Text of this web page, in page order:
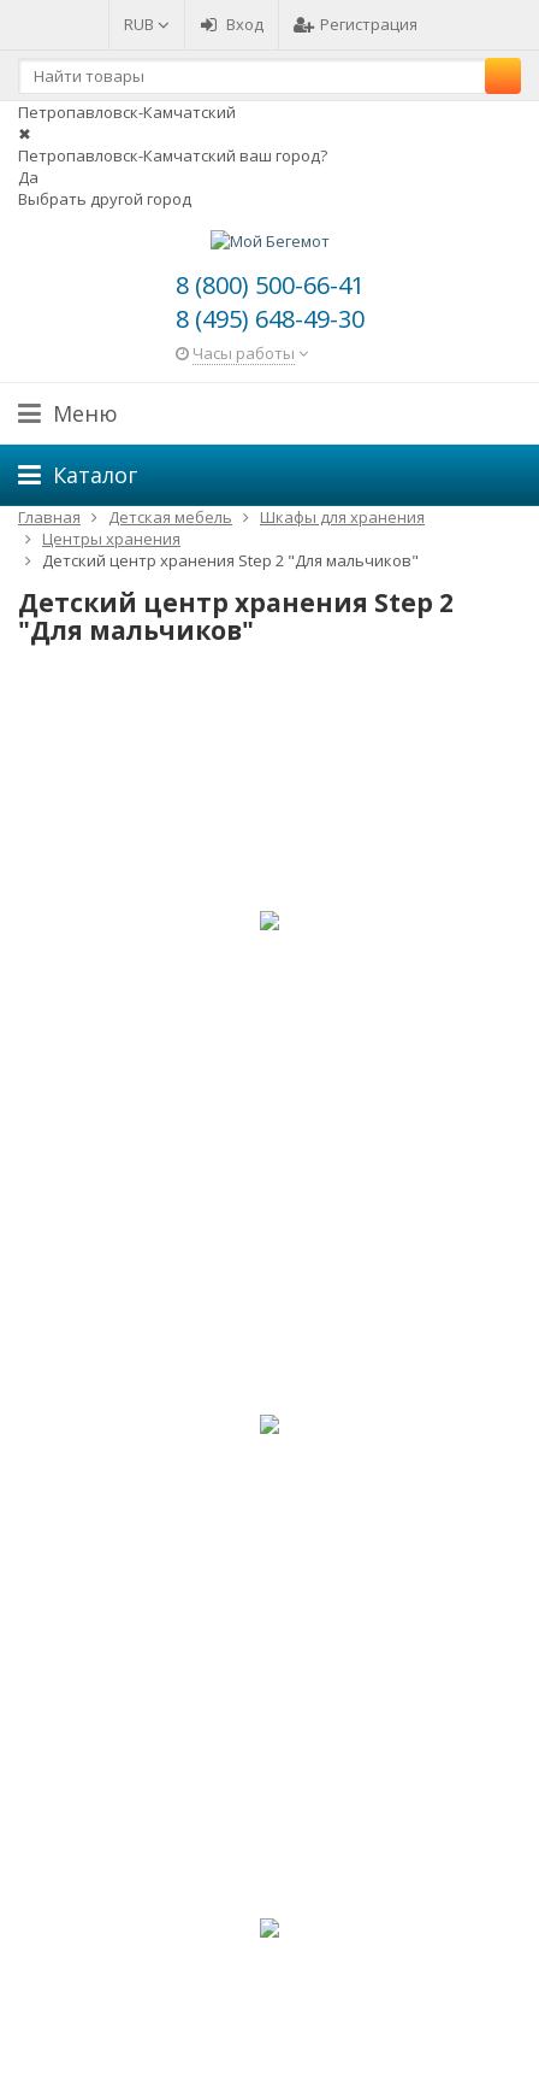
RUB Вход Регистрация
Петропавловск-Камчатский
✖
Петропавловск-Камчатский ваш город?
Да
Выбрать другой город
8 (800) 500-66-41
8 (495) 648-49-30
Часы работы
Меню
Каталог
Главная Детская мебель
Шкафы для хранения
Центры хранения
Детский центр хранения Step 2 "Для мальчиков"
Детский центр хранения Step 2
"Для мальчиков"